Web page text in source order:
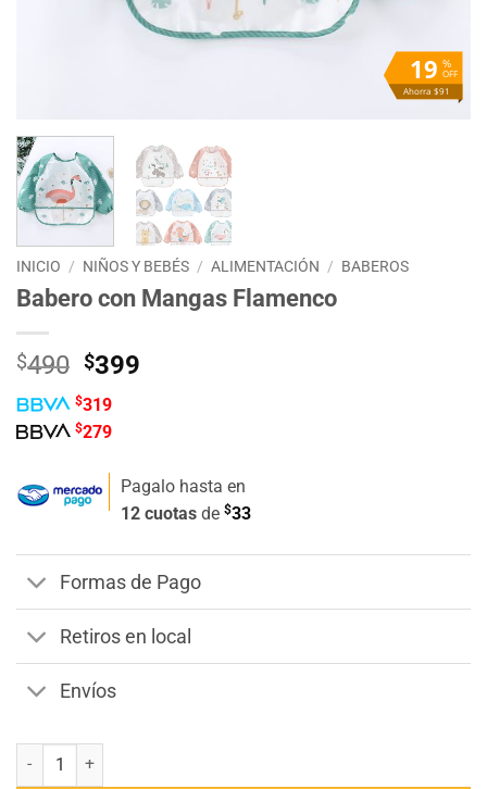
%
OFF
19
Ahorra $91
INICIO / NIÑOS Y BEBÉS / ALIMENTACIÓN / BABEROS
Babero con Mangas Flamenco
$490 El
precio
original
era:
$490.
$399
$319
$279
Pagalo hasta en
12 cuotas de $33
Formas de Pago
Retiros en local
Envíos
Babero con Mangas Flamenco cantidad